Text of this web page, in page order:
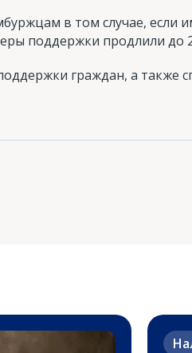
в том случае, если
поддержки продлили до
граждан, а также